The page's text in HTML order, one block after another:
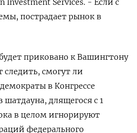
пострадает рынок в
приковано к Вашингтону
следить, смогут ли
в Конгрессе
шатдауна, длящегося с 1
в целом игнорируют
федерального